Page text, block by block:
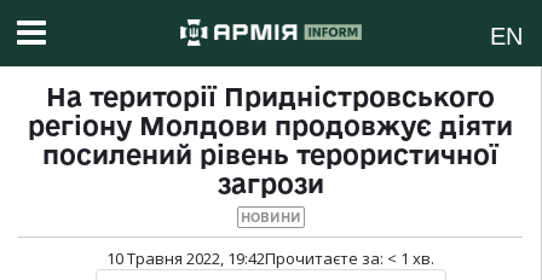
EN
На території Придністровського
регіону Молдови продовжує діяти
посилений рівень терористичної
загрози
НОВИНИ
10 Травня 2022, 19:42Прочитаєте за: < 1 хв.